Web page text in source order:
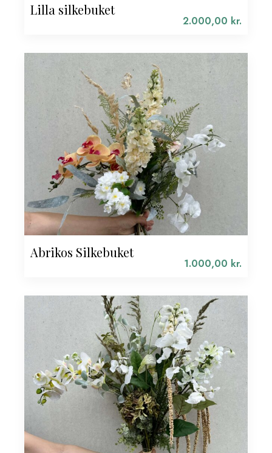
Lilla silkebuket
2.000,00 kr.
Abrikos Silkebuket
1.000,00 kr.